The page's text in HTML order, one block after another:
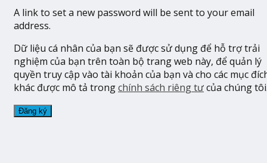
A link to set a new password will be sent to your email
address.
Dữ liệu cá nhân của bạn sẽ được sử dụng để hỗ trợ trải
nghiệm của bạn trên toàn bộ trang web này, để quản lý
quyền truy cập vào tài khoản của bạn và cho các mục
khác được mô tả trongchính sách riêng tưcủa chúng
Đăng ký